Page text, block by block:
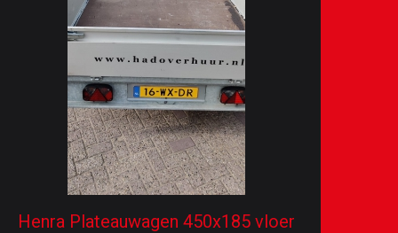
Henra Plateauwagen 450x185 vloer